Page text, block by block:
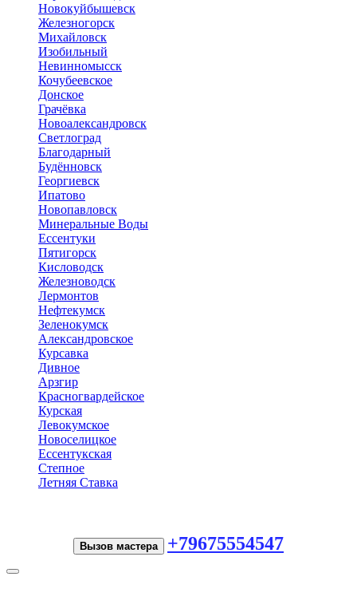
Новокуйбышевск
Железногорск
Михайловск
Изобильный
Невинномысск
Кочубеевское
Донское
Грачёвка
Новоалександровск
Светлоград
Благодарный
Будённовск
Георгиевск
Ипатово
Новопавловск
Минеральные Воды
Ессентуки
Пятигорск
Кисловодск
Железноводск
Лермонтов
Нефтекумск
Зеленокумск
Александровское
Курсавка
Дивное
Арзгир
Красногвардейское
Курская
Левокумское
Новоселицкое
Ессентукская
Степное
Летняя Ставка
Вызов мастера +79675554547
Toggle